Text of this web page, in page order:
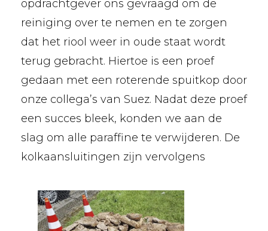
opdrachtgever ons gevraagd om de
reiniging over te nemen en te zorgen
dat het riool weer in oude staat wordt
terug gebracht. Hiertoe is een proef
gedaan met een roterende spuitkop door
onze collega’s van Suez. Nadat deze proef
een succes bleek, konden we aan de
slag om alle paraffine te verwijderen. De
kolkaansluitingen zijn vervolgens